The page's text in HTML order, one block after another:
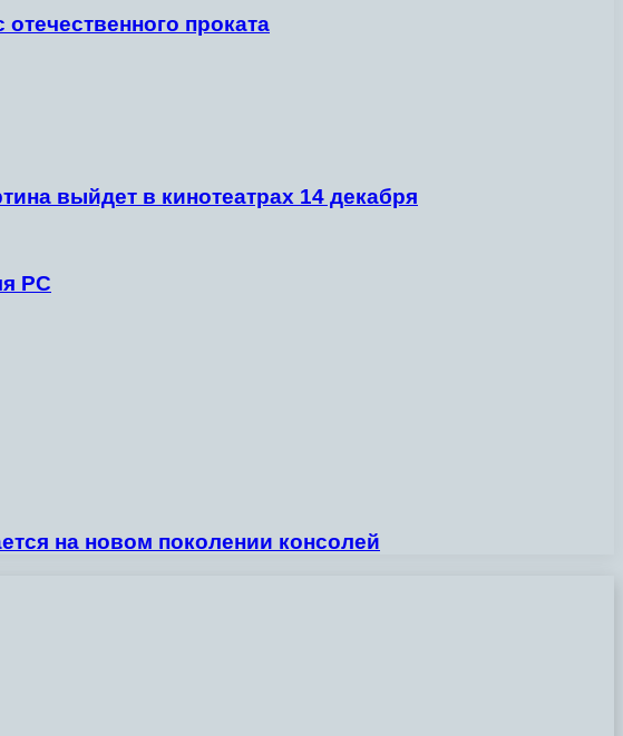
проката
выйдет в кинотеатрах 14 декабря
PC
на новом поколении консолей